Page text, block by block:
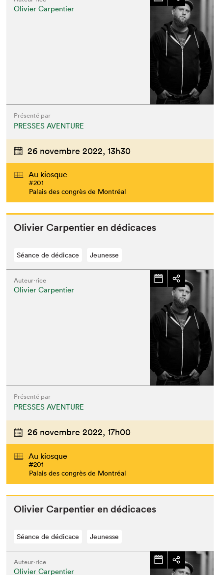
Olivier Carpentier
Présenté par
PRESSES AVENTURE
26 novembre 2022, 13h30
Au kiosque
#201
Palais des congrès de Montréal
Olivi­er Car­pen­tier en dédicaces
Séance de dédicace Jeunesse
Auteur·rice
Olivier Carpentier
Présenté par
PRESSES AVENTURE
26 novembre 2022, 17h00
Au kiosque
#201
Palais des congrès de Montréal
Olivi­er Car­pen­tier en dédicaces
Séance de dédicace Jeunesse
Auteur·rice
Olivier Carpentier